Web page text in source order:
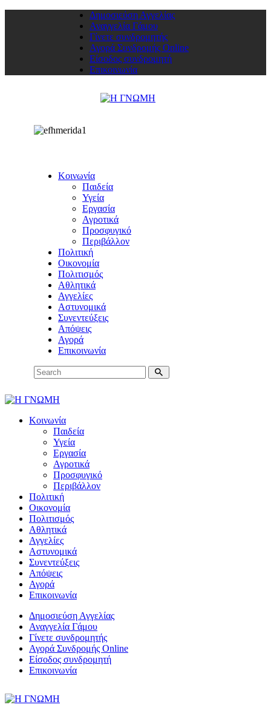
Δημοσιεύση Αγγελίας
Αναγγελία Γάμου
Γίνετε συνδρομητής
Αγορά Συνδρομής Online
Είσοδος συνδρομητή
Επικοινωνία
Κοινωνία
Παιδεία
Υγεία
Εργασία
Αγροτικά
Προσφυγικό
Περιβάλλον
Πολιτική
Οικονομία
Πολιτισμός
Αθλητικά
Αγγελίες
Αστυνομικά
Συνεντεύξεις
Απόψεις
Αγορά
Επικοινωνία
Κοινωνία
Παιδεία
Υγεία
Εργασία
Αγροτικά
Προσφυγικό
Περιβάλλον
Πολιτική
Οικονομία
Πολιτισμός
Αθλητικά
Αγγελίες
Αστυνομικά
Συνεντεύξεις
Απόψεις
Αγορά
Επικοινωνία
Δημοσιεύση Αγγελίας
Αναγγελία Γάμου
Γίνετε συνδρομητής
Αγορά Συνδρομής Online
Είσοδος συνδρομητή
Επικοινωνία